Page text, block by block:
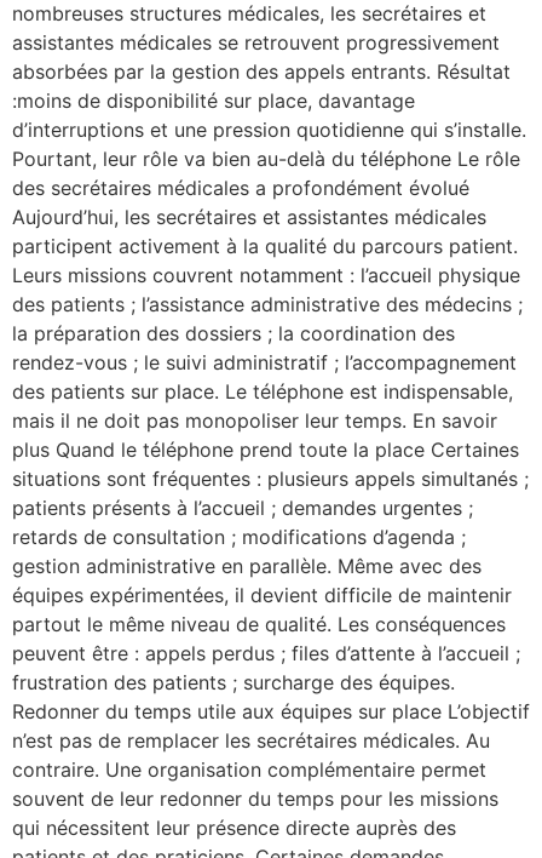
nombreuses structures médicales, les secrétaires et
assistantes médicales se retrouvent progressivement
absorbées par la gestion des appels entrants. Résultat
:moins de disponibilité sur place, davantage
d’interruptions et une pression quotidienne qui s’installe.
Pourtant, leur rôle va bien au-delà du téléphone Le rôle
des secrétaires médicales a profondément évolué
Aujourd’hui, les secrétaires et assistantes médicales
participent activement à la qualité du parcours patient.
Leurs missions couvrent notamment : l’accueil physique
des patients ; l’assistance administrative des médecins ;
la préparation des dossiers ; la coordination des
rendez-vous ; le suivi administratif ; l’accompagnement
des patients sur place. Le téléphone est indispensable,
mais il ne doit pas monopoliser leur temps. En savoir
plus Quand le téléphone prend toute la place Certaines
situations sont fréquentes : plusieurs appels simultanés ;
patients présents à l’accueil ; demandes urgentes ;
retards de consultation ; modifications d’agenda ;
gestion administrative en parallèle. Même avec des
équipes expérimentées, il devient difficile de maintenir
partout le même niveau de qualité. Les conséquences
peuvent être : appels perdus ; files d’attente à l’accueil ;
frustration des patients ; surcharge des équipes.
Redonner du temps utile aux équipes sur place L’objectif
n’est pas de remplacer les secrétaires médicales. Au
contraire. Une organisation complémentaire permet
souvent de leur redonner du temps pour les missions
qui nécessitent leur présence directe auprès des